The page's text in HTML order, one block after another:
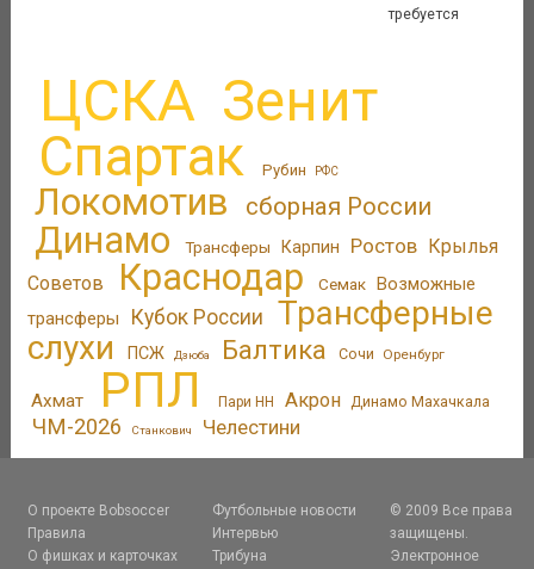
требуется
ЦСКА Зенит
Спартак Рубин РФС
Локомотив сборная России
Динамо Трансферы Карпин Ростов Крылья
Советов
Краснодар Семак Возможные
трансферы
Кубок России
Трансферные
слухи
ПСЖ Дзюба Балтика Сочи Оренбург
Ахмат РПЛ Пари НН Акрон Динамо Махачкала
ЧМ-2026 Станкович Челестини
О проекте Bobsoccer
Правила
О фишках и карточках
Футбольные новости
Интервью
Трибуна
© 2009 Все права
защищены.
Электронное